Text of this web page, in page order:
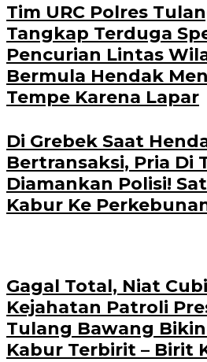
Tim URC Polres
Tangkap Terduga
Pencurian Lintas
Bermula Hendak
Tempe Karena Lapar
Di Grebek Saat
Bertransaksi, Pria Di
Diamankan Polisi!
Kabur Ke
Gagal Total, Niat
Kejahatan Patroli
Tulang Bawang
Kabur Terbirit – Birit